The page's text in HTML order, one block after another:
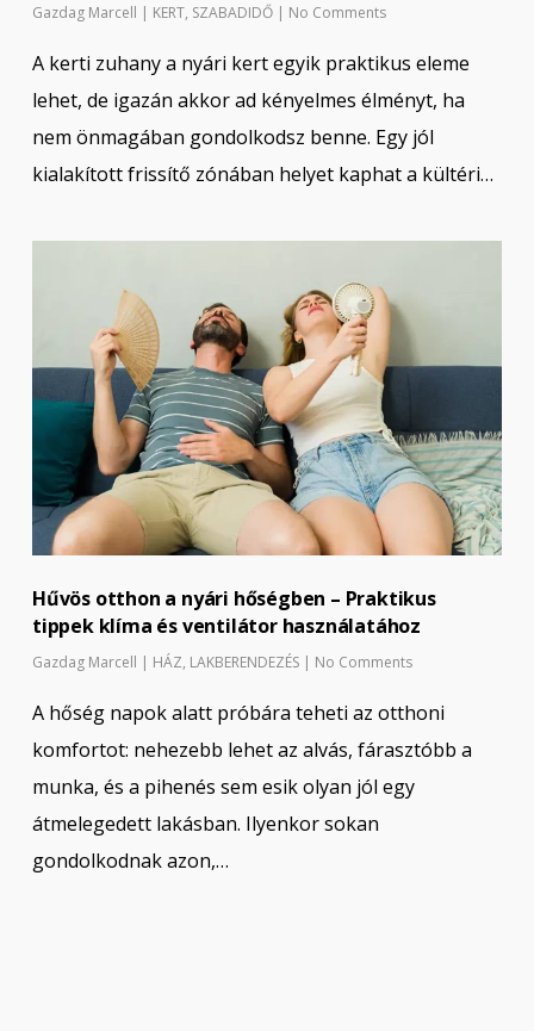
Gazdag Marcell | KERT, SZABADIDŐ | No Comments
A kerti zuhany a nyári kert egyik praktikus eleme
lehet, de igazán akkor ad kényelmes élményt, ha
nem önmagában gondolkodsz benne. Egy jól
kialakított frissítő zónában helyet kaphat a kültéri…
Hűvös otthon a nyári hőségben – Praktikus
tippek klíma és ventilátor használatához
Gazdag Marcell | HÁZ, LAKBERENDEZÉS | No Comments
A hőség napok alatt próbára teheti az otthoni
komfortot: nehezebb lehet az alvás, fárasztóbb a
munka, és a pihenés sem esik olyan jól egy
átmelegedett lakásban. Ilyenkor sokan
gondolkodnak azon,…